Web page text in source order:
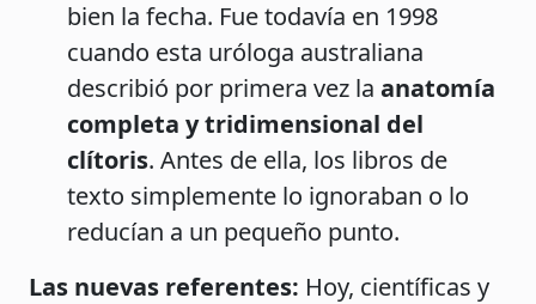
bien la fecha. Fue todavía en 1998
cuando esta uróloga australiana
describió por primera vez la anatomía
completa y tridimensional del
clítoris. Antes de ella, los libros de
texto simplemente lo ignoraban o lo
reducían a un pequeño punto.
Las nuevas referentes: Hoy, científicas y